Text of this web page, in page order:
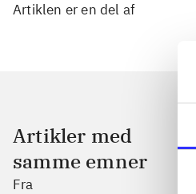
Artiklen er en del af
Artikler med
samme emner
Fra